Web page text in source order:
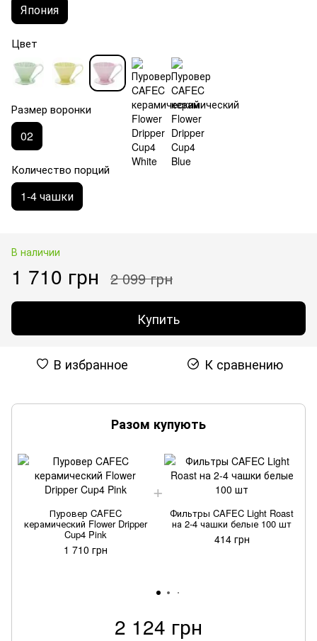
Япония
Цвет
Размер воронки
02
Количество порций
1-4 чашки
В наличии
1 710 грн 2 099 грн
Купить
В избранное К сравнению
Разом купують
Пуровер CAFEC
керамический Flower Dripper
Cup4 Pink
1 710 грн
Фильтры CAFEC Light Roast
на 2-4 чашки белые 100 шт
414 грн
2 124 грн